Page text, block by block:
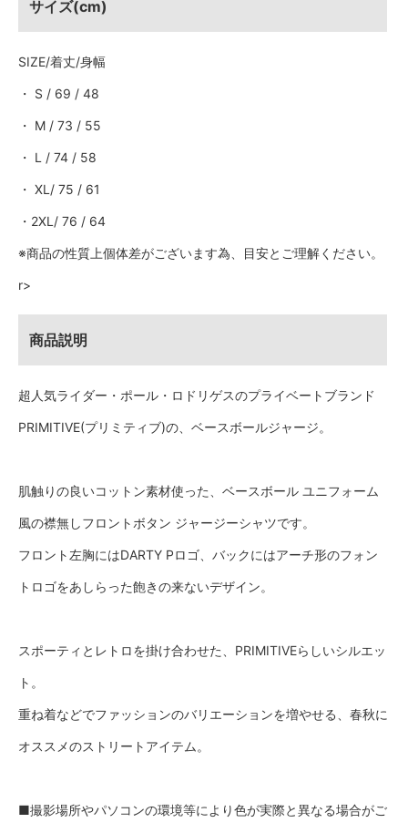
サイズ(cm)
SIZE/着丈/身幅
・ S / 69 / 48
・ M / 73 / 55
・ L / 74 / 58
・ XL/ 75 / 61
・2XL/ 76 / 64
※商品の性質上個体差がございます為、目安とご理解ください。
r>
商品説明
超人気ライダー・ポール・ロドリゲスのプライベートブランド
PRIMITIVE(プリミティブ)の、ベースボールジャージ。
肌触りの良いコットン素材使った、ベースボール ユニフォーム
風の襟無しフロントボタン ジャージーシャツです。
フロント左胸にはDARTY Pロゴ、バックにはアーチ形のフォン
トロゴをあしらった飽きの来ないデザイン。
スポーティとレトロを掛け合わせた、PRIMITIVEらしいシルエッ
ト。
重ね着などでファッションのバリエーションを増やせる、春秋に
オススメのストリートアイテム。
■撮影場所やパソコンの環境等により色が実際と異なる場合がご